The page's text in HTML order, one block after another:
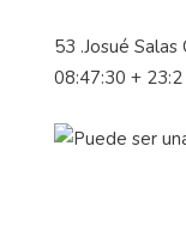
53 .Josué Salas
08:47:30 + 23:2